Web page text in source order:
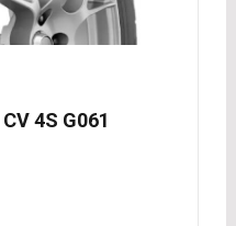
4S G061